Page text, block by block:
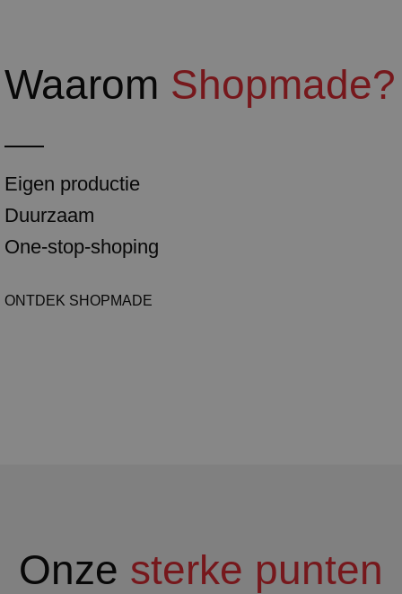
Waarom Shopmade?
Eigen productie
Duurzaam
One-stop-shoping
ONTDEK SHOPMADE
Onze sterke punten